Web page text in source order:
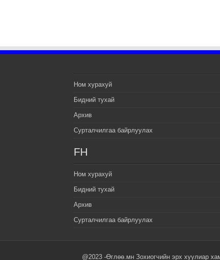
Ном хурахуй
Бидний тухай
Архив
Сурталчилгаа байрлуулах
FH
Ном хурахуй
Бидний тухай
Архив
Сурталчилгаа байрлуулах
@2023 -Өглөө.мн Зохиогчийн эрх хуулиар